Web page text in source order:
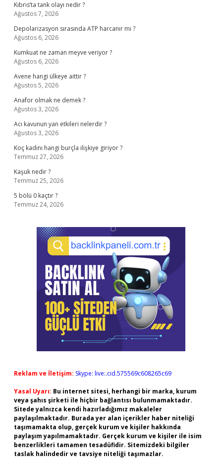
Kıbrıs’ta tank olayı nedir ?
Ağustos 7, 2026
Depolarizasyon sırasında ATP harcanır mı ?
Ağustos 6, 2026
Kumkuat ne zaman meyve veriyor ?
Ağustos 6, 2026
Avene hangi ülkeye aittir ?
Ağustos 5, 2026
Anafor olmak ne demek ?
Ağustos 3, 2026
Acı kavunun yan etkileri nelerdir ?
Ağustos 3, 2026
Koç kadını hangi burçla ilişkiye giriyor ?
Temmuz 27, 2026
Kaşuk nedir ?
Temmuz 25, 2026
5 bölü 0 kaçtır ?
Temmuz 24, 2026
Reklam ve İletişim: Skype: live:.cid.575569c608265c69
Yasal Uyarı: Bu internet sitesi, herhangi bir marka, kurum
veya şahıs şirketi ile hiçbir bağlantısı bulunmamaktadır.
Sitede yalnızca kendi hazırladığımız makaleler
paylaşılmaktadır. Burada yer alan içerikler haber niteliği
taşımamakta olup, gerçek kurum ve kişiler hakkında
paylaşım yapılmamaktadır. Gerçek kurum ve kişiler ile isim
benzerlikleri tamamen tesadüfidir. Sitemizdeki bilgiler
taslak halindedir ve tavsiye niteliği taşımazlar.